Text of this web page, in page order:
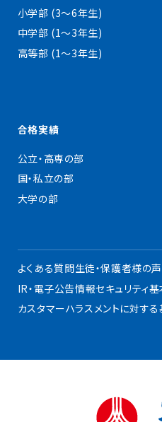
小学部 (3〜6年生)
中学部 (1〜3年生)
高等部 (1〜3年生)
合格実績
公立・高専の部
国・私立の部
大学の部
よくある質問生徒・保護者様の声
IR・電子公告情報セキュリティ
カスタマーハラスメントに対す